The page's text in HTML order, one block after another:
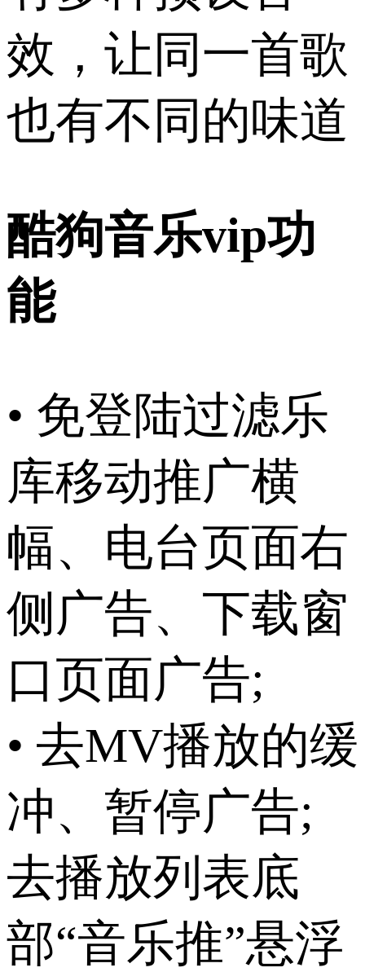
效，让同一首歌
也有不同的味道
酷狗音乐vip功
能
• 免登陆过滤乐
库移动推广横
幅、电台页面右
侧广告、下载窗
口页面广告;
• 去MV播放的缓
冲、暂停广告;
去播放列表底
部“音乐推”悬浮